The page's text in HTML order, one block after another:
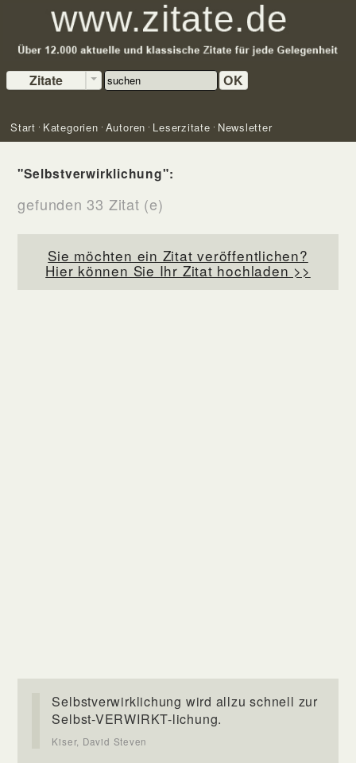
Zitate OK
Start Kategorien Autoren Leserzitate Newsletter
"Selbstverwirklichung":
gefunden 33 Zitat (e)
Sie möchten ein Zitat veröffentlichen?
Hier können Sie Ihr Zitat hochladen >>
Selbstverwirklichung wird allzu schnell zur
Selbst-VERWIRKT-lichung.
Kiser, David Steven